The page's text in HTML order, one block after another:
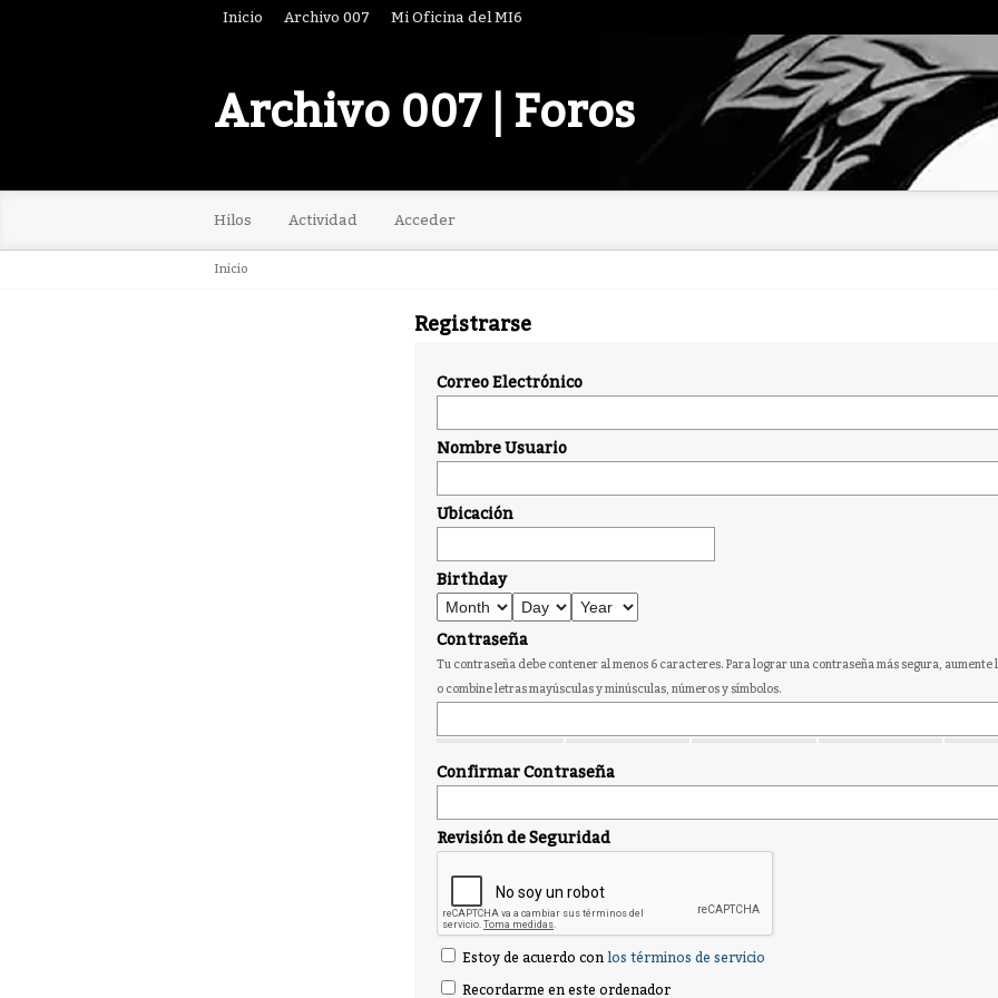
Inicio Archivo 007 Mi Oficina del MI6
Archivo 007 | Foros
Hilos Actividad Acceder
Inicio
Registrarse
Correo Electrónico
Nombre Usuario
Ubicación
Birthday
Contraseña
Tu contraseña debe contener al menos 6 caracteres. Para lograr una contraseña más segura, aumente
o combine letras mayúsculas y minúsculas, números y símbolos.
Confirmar Contraseña
Revisión de Seguridad
Estoy de acuerdo con los términos de servicio
Recordarme en este ordenador